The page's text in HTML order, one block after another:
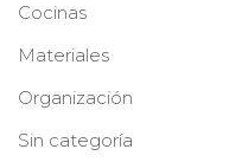
Cocinas
Materiales
Organización
Sin categoría